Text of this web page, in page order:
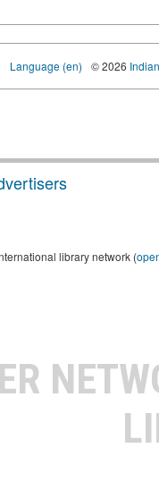
Language (en) © 2026
library network (